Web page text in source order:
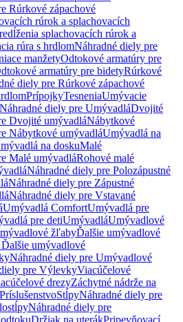
Rúrkové zápachové
rúrok a splachovacích
splachovacích rúrok a
rúra s hrdlomNáhradné diely pre
manžetyOdtokové armatúry pre
armatúry pre bidetyRúrkové
diely pre Rúrkové zápachové
PrípojkyTesneniaUmývacie
Náhradné diely pre UmývadláDvojité
Dvojité umývadláNábytkové
Nábytkové umývadláUmývadlá na
na doskuMalé
Malé umývadláRohové malé
Náhradné diely pre Polozápustné
Náhradné diely pre Zápustné
Náhradné diely pre Vstavané
Umývadlá ComfortUmývadlá pre
pre detiUmývadláUmývadlové
žľabyĎalšie umývadlové
umývadlové
Náhradné diely pre Umývadlové
pre VýlevkyViacúčelové
drezyZáchytné nádrže na
PríslušenstvoStĺpyNáhradné diely pre
Náhradné diely pre
Držiak na uterákPripevňovací